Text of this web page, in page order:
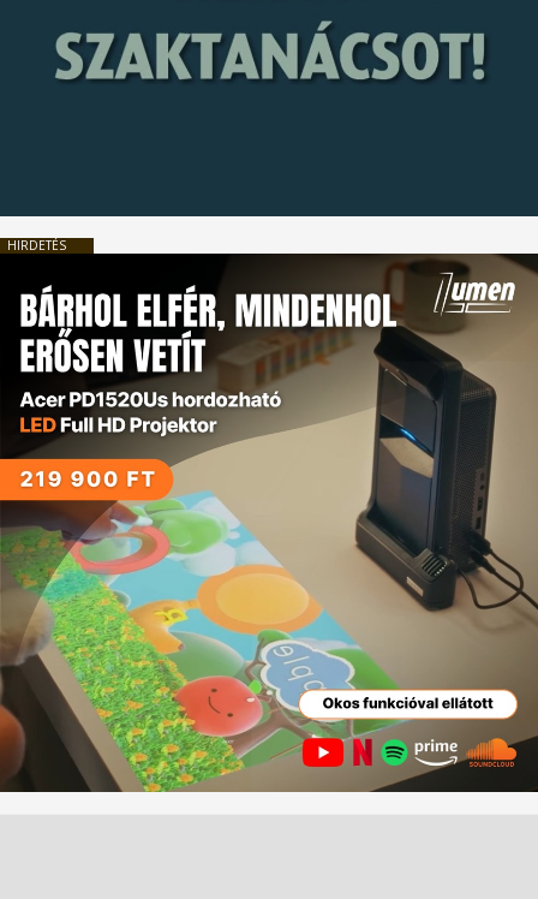
HIRDETÉS